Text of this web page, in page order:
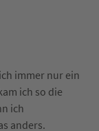
immer nur ein
ich so die
ich
anders.